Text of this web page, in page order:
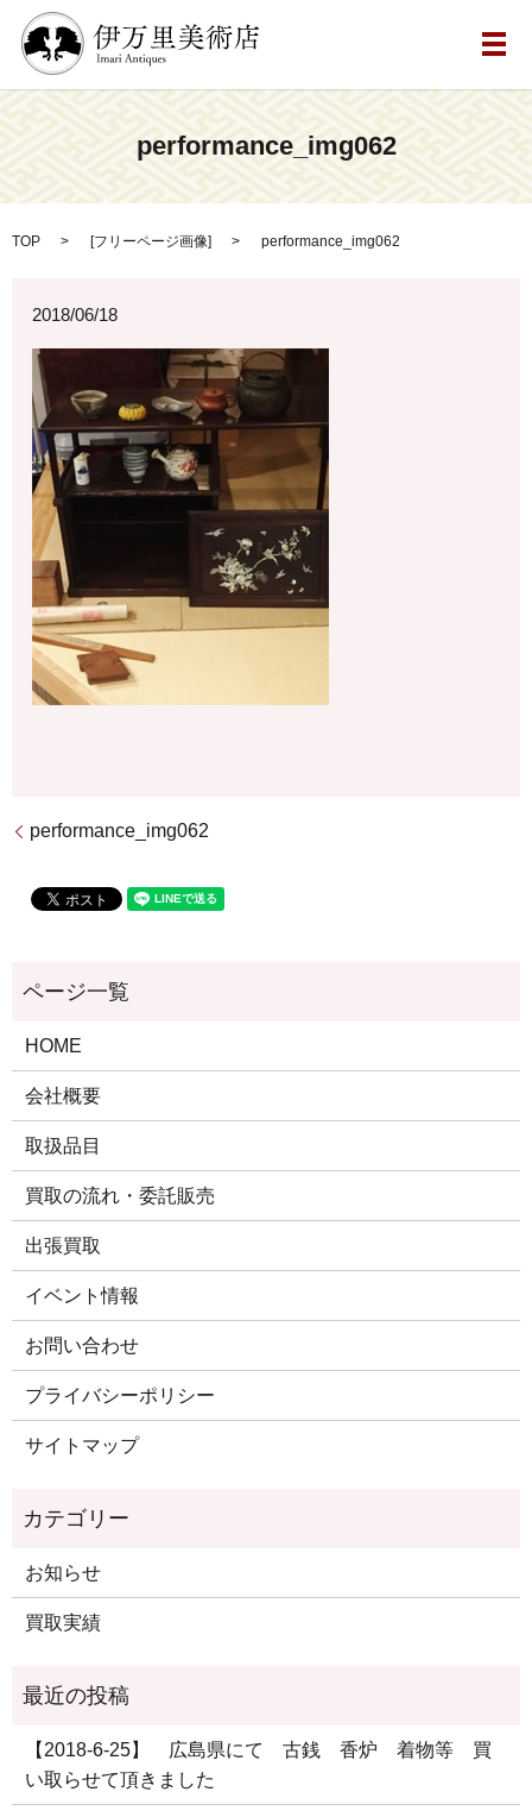
メ
performance_img062
TOP [フリーページ画像] performance_img062
2018/06/18
performance_img062
HOME
会社概要
取扱品目
買取の流れ・委託販売
出張買取
イベント情報
お問い合わせ
プライバシーポリシー
サイトマップ
お知らせ
買取実績
【2018-6-25】 広島県にて 古銭 香炉 着物等 買
い取らせて頂きました